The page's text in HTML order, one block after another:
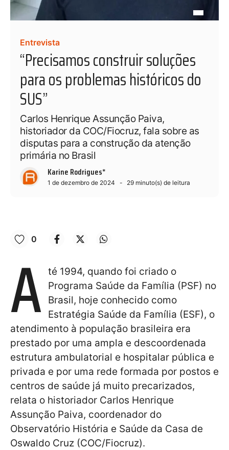
Entrevista
“Precisamos construir soluções
para os problemas históricos do
SUS”
Carlos Henrique Assunção Paiva,
historiador da COC/Fiocruz, fala sobre as
disputas para a construção da atenção
primária no Brasil
Karine Rodrigues*
1 de dezembro de 2024 29 minuto(s) de leitura
0
A
té 1994, quando foi criado o
Programa Saúde da Família (PSF) no
Brasil, hoje conhecido como
Estratégia Saúde da Família (ESF), o
atendimento à população brasileira era
prestado por uma ampla e descoordenada
estrutura ambulatorial e hospitalar pública e
privada e por uma rede formada por postos e
centros de saúde já muito precarizados,
relata o historiador Carlos Henrique
Assunção Paiva, coordenador do
Observatório História e Saúde da Casa de
Oswaldo Cruz (COC/Fiocruz).